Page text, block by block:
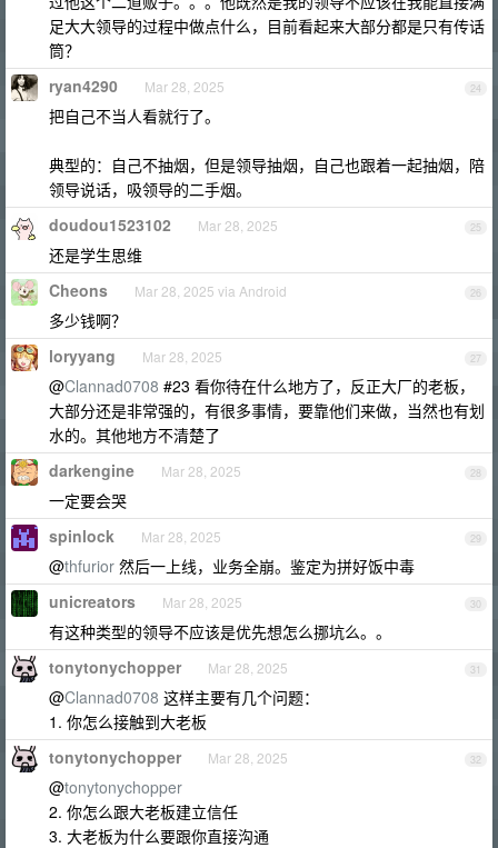
足大大领导的过程中做点什么，目前看起来大部分都是只有传话
筒？
24
ryan4290 Mar 28, 2025
把自己不当人看就行了。
典型的：自己不抽烟，但是领导抽烟，自己也跟着一起抽烟，陪
领导说话，吸领导的二手烟。
25
doudou1523102 Mar 28, 2025
还是学生思维
26
Cheons Mar 28, 2025 via Android
多少钱啊？
27
loryyang Mar 28, 2025
@Clannad0708 #23 看你待在什么地方了，反正大厂的老板，
大部分还是非常强的，有很多事情，要靠他们来做，当然也有划
水的。其他地方不清楚了
28
darkengine Mar 28, 2025
一定要会哭
29
spinlock Mar 28, 2025
@thfurior 然后一上线，业务全崩。鉴定为拼好饭中毒
30
unicreators Mar 28, 2025
有这种类型的领导不应该是优先想怎么挪坑么。。
31
tonytonychopper Mar 28, 2025
@Clannad0708 这样主要有几个问题：
1. 你怎么接触到大老板
32
tonytonychopper Mar 28, 2025
@tonytonychopper
2. 你怎么跟大老板建立信任
3. 大老板为什么要跟你直接沟通